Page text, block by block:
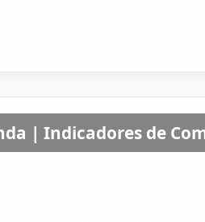
| Indicadores de